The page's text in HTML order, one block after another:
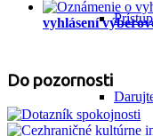
vyhlásení
Do pozornosti